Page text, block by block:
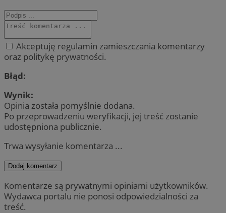
Akceptuję regulamin zamieszczania komentarzy
oraz politykę prywatności.
Błąd:
Wynik:
Opinia została pomyślnie dodana.
Po przeprowadzeniu weryfikacji, jej treść zostanie
udostępniona publicznie.
Trwa wysyłanie komentarza ...
Dodaj komentarz
Komentarze są prywatnymi opiniami użytkowników.
Wydawca portalu nie ponosi odpowiedzialności za
treść.